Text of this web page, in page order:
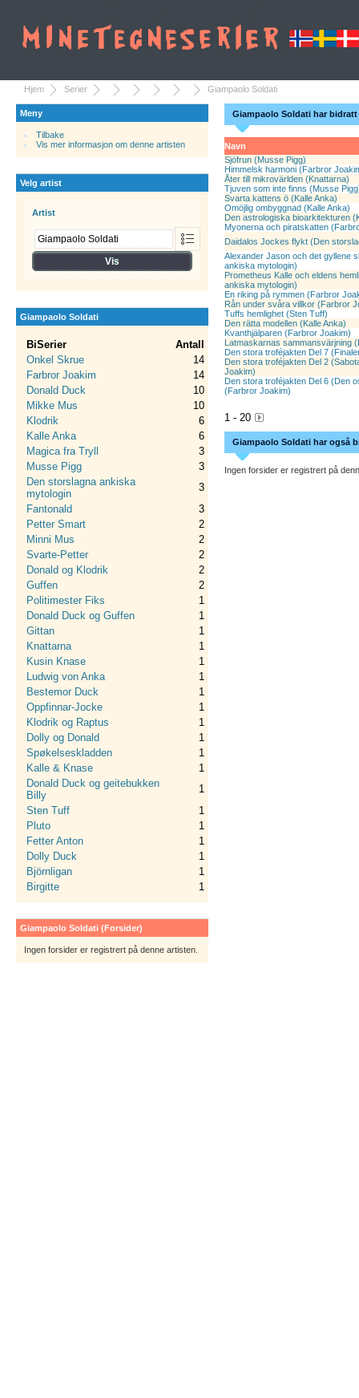
Hjem Serier Giampaolo Soldati
Meny
Tilbake
Vis mer informasjon om denne artisten
Velg artist
Artist
Giampaolo Soldati
BiSerier
Antall
Onkel Skrue
14
Farbror Joakim
14
Donald Duck
10
Mikke Mus
10
Klodrik
6
Kalle Anka
6
Magica fra Tryll
3
Musse Pigg
3
Den storslagna ankiska
mytologin
3
Fantonald
3
Petter Smart
2
Minni Mus
2
Svarte-Petter
2
Donald og Klodrik
2
Guffen
2
Politimester Fiks
1
Donald Duck og Guffen
1
Gittan
1
Knattarna
1
Kusin Knase
1
Ludwig von Anka
1
Bestemor Duck
1
Oppfinnar-Jocke
1
Klodrik og Raptus
1
Dolly og Donald
1
Spøkelseskladden
1
Kalle & Knase
1
Donald Duck og geitebukken
Billy
1
Sten Tuff
1
Pluto
1
Fetter Anton
1
Dolly Duck
1
Björnligan
1
Birgitte
1
Giampaolo Soldati (Forsider)
Ingen forsider er registrert på denne artisten.
Giampaolo Soldati har
Navn
Sjöfrun (Musse Pigg)
Himmelsk harmoni (Farbror
Åter till mikrovärlden (Knattarna)
Tjuven som inte finns (Musse
Svarta kattens ö (Kalle Anka)
Omöjlig ombyggnad (Kalle Anka)
Den astrologiska bioarkitekturen
Myonerna och piratskatten
Daidalos Jockes flykt (Den
Alexander Jason och det gyllene
ankiska mytologin)
Prometheus Kalle och eldens
ankiska mytologin)
En riking på rymmen (Farbror
Rån under svåra villkor (Farbror
Tuffs hemlighet (Sten Tuff)
Den rätta modellen (Kalle Anka)
Kvanthjälparen (Farbror Joakim)
Latmaskarnas sammansvärjning
Den stora troféjakten Del 7
Den stora troféjakten Del 2
Joakim)
Den stora troféjakten Del 6 (Den
(Farbror Joakim)
1 - 20
Giampaolo Soldati har også
Ingen forsider er registrert på